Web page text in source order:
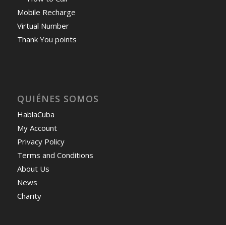
Mobile Recharge
Virtual Number
Thank You points
QUIÉNES SOMOS
HablaCuba
My Account
Privacy Policy
Terms and Conditions
About Us
News
Charity